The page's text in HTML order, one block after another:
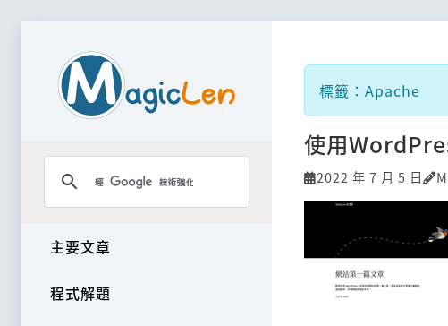
主要文章
程式解題
標籤：Apache
使用
2022 年 7 月 5 日